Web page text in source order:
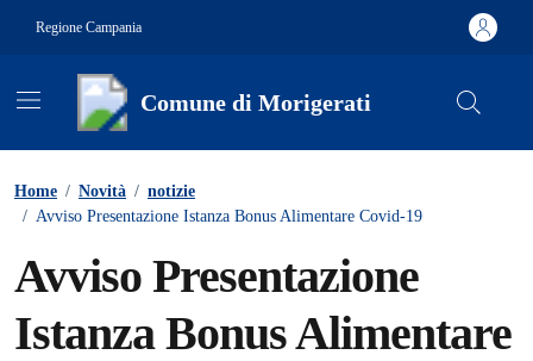
Regione Campania
Comune di Morigerati
Home / Novità / notizie
/ Avviso Presentazione Istanza Bonus Alimentare Covid-19
Avviso Presentazione
Istanza Bonus Alimentare